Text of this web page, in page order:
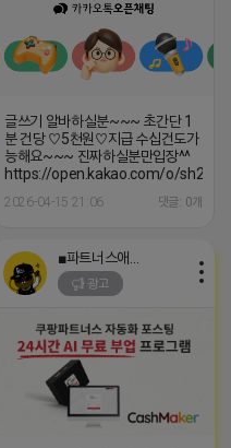
글쓰기 알바하실분~~~ 초간단 1
분 건당 ♡5천원♡지급 수십건도가
능해요~~~ 진짜하실분만입장^^
https://open.kakao.com/o/
2026-04-15 21:06 댓글: 0개
광고